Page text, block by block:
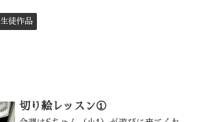
生徒作品
切り絵レッスン①